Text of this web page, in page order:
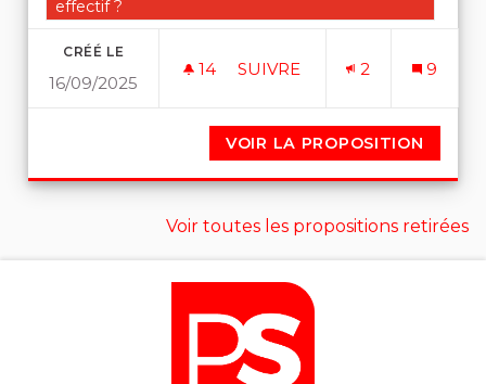
effectif ?
CRÉÉ LE
16/09/2025
14 14 ABONNÉS
SUIVRE 2 9
VOIR LA PROPOSITION
Voir toutes les propositions retirées